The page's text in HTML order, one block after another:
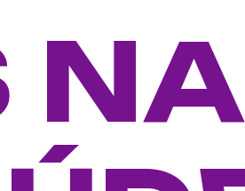
NA